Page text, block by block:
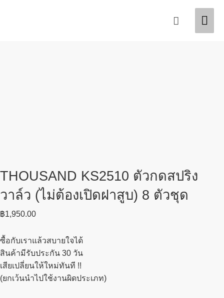
Search
THOUSAND KS2510 ตัวกดสปริง
วาล์ว (ไม่ต้องเปิดฝาสูบ) 8 ตัวชุด
฿1,950.00
ซื้อกับเราแล้วสบายใจได้
สินค้ามีรับประกัน 30 วัน
เสียเปลี่ยนให้ใหม่ทันที !!
(ยกเว้นนำไปใช้งานผิดประเภท)